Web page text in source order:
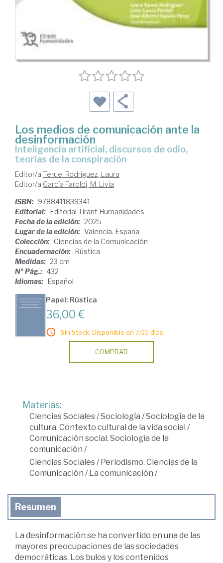
Los medios de comunicación ante la
desinformación
teorías de la conspiración
Editor/a Teruel Rodríguez, Laura
Editor/a García Faroldi, M. Livia
ISBN: 9788411839341
Editorial: Editorial Tirant Humanidades
Fecha de la edición: 2025
Lugar de la edición: Valencia. España
Colección: Ciencias de la Comunicación
Encuadernación: Rústica
Medidas: 23 cm
Nº Pág.: 432
Idiomas: Español
Papel: Rústica
36,00 €
Sin Stock. Disponible en 7/10 días.
COMPRAR
Materias:
Ciencias Sociales/Sociología /Sociología de la
cultura. Contexto cultural de la vida social /
Comunicación social. Sociología de la
comunicación /
Ciencias Sociales/ Periodismo. Ciencias de la
Comunicación / La comunicación /
Resumen
La desinformación se ha convertido en una de las
mayores preocupaciones de las sociedades
democráticas. Los bulos y los contenidos